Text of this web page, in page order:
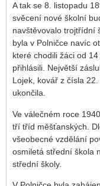
A tak se 8. listopadu
svěcení nové školní
navštěvovalo trojtřídní
byla v Polničce navíc
které chodili žáci od
přihlásili. Největší
Lojek, kovář z čísla
ukončila.
Ve válečném roce
tří tříd měšťanských.
všeobecné vzdělání
osmiletá střední škola
střední školy.